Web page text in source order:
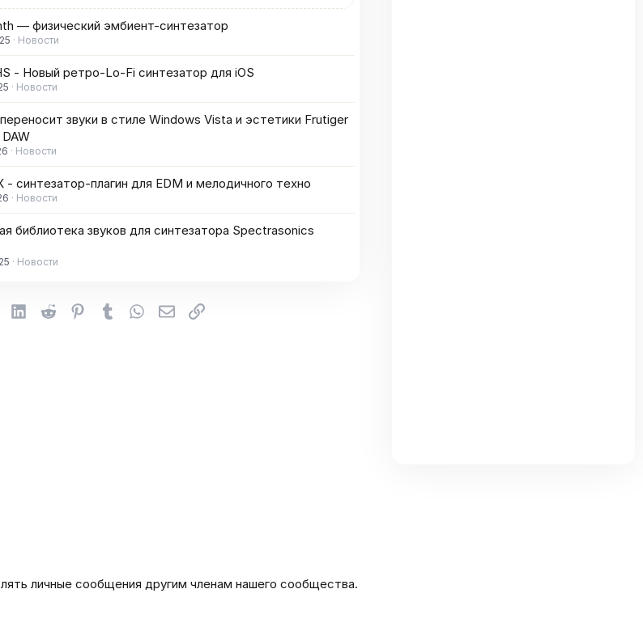
— физический эмбиент-синтезатор
Новости
- Новый ретро-Lo-Fi синтезатор для iOS
Новости
звуки в стиле Windows Vista и эстетики Frutiger
Новости
- синтезатор-плагин для EDM и мелодичного техно
Новости
библиотека звуков для синтезатора Spectrasonics
Новости
LinkedIn
Reddit Pinterest
Tumblr WhatsApp
Электронная почта
Ссылка
личные сообщения другим членам нашего сообщества.